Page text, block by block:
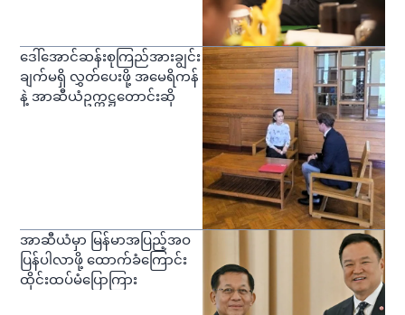
ဒေါ်အောင်ဆန်းစုကြည်အားချွင်း
ချက်မရှိ လွှတ်ပေးဖို့ အမေရိကန်
နဲ့ အာဆီယံဥက္ကဋ္ဌတောင်းဆို
အာဆီယံမှာ မြန်မာအပြည့်အဝ
ပြန်ပါလာဖို့ ထောက်ခံကြောင်း
ထိုင်းထပ်မံပြောကြား